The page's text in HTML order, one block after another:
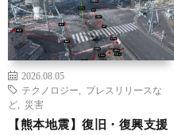
2026.08.05
テクノロジー
プレスリリースな
ど
災害
【熊本地震】復旧・復興支援